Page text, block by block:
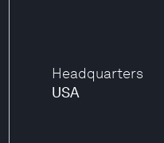
Headquarters
USA